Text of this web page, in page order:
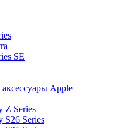
SE
Apple
Z Series
S26 Series